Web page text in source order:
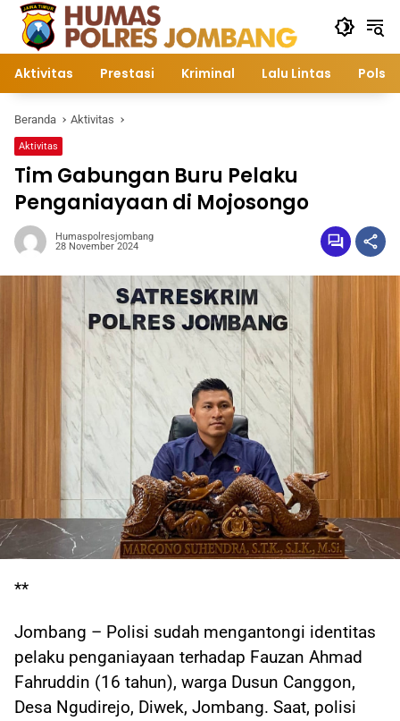
Langsung
konten
Aktivitas Prestasi Kriminal Lalu Lintas
Beranda Aktivitas
Aktivitas
Tim Gabungan Buru Pelaku
Penganiayaan di Mojosongo
Humaspolresjombang
28 November 2024
**
Jombang – Polisi sudah mengantongi identitas
pelaku penganiayaan terhadap Fauzan Ahmad
Fahruddin (16 tahun), warga Dusun Canggon,
Desa Ngudirejo, Diwek, Jombang. Saat, polisi